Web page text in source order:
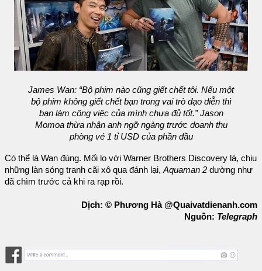
James Wan: “Bộ phim nào cũng giết chết tôi. Nếu một
bộ phim không giết chết bạn trong vai trò đạo diễn thì
bạn làm công việc của mình chưa đủ tốt.” Jason
Momoa thừa nhận anh ngỡ ngàng trước doanh thu
phòng vé 1 tỉ USD của phần đầu
Có thể là Wan đúng. Mối lo với Warner Brothers Discovery là, chịu
những làn sóng tranh cãi xô qua đánh lại,Aquaman 2 dường như
đã chìm trước cả khi ra rạp rồi.
Dịch: © Phương Hà @Quaivatdienanh.com
Nguồn: Telegraph